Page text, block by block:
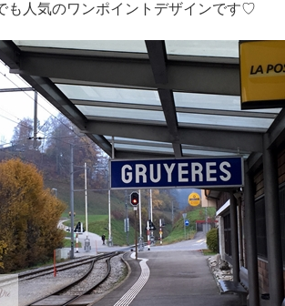
も人気のワンポイントデザインです♡